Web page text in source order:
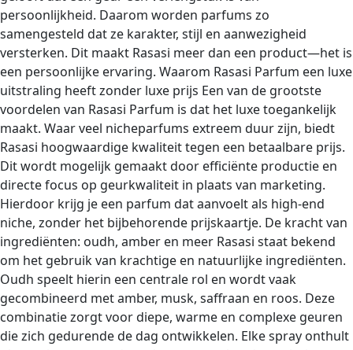
persoonlijkheid. Daarom worden parfums zo
samengesteld dat ze karakter, stijl en aanwezigheid
versterken. Dit maakt Rasasi meer dan een product—het is
een persoonlijke ervaring. Waarom Rasasi Parfum een luxe
uitstraling heeft zonder luxe prijs Een van de grootste
voordelen van Rasasi Parfum is dat het luxe toegankelijk
maakt. Waar veel nicheparfums extreem duur zijn, biedt
Rasasi hoogwaardige kwaliteit tegen een betaalbare prijs.
Dit wordt mogelijk gemaakt door efficiënte productie en
directe focus op geurkwaliteit in plaats van marketing.
Hierdoor krijg je een parfum dat aanvoelt als high-end
niche, zonder het bijbehorende prijskaartje. De kracht van
ingrediënten: oudh, amber en meer Rasasi staat bekend
om het gebruik van krachtige en natuurlijke ingrediënten.
Oudh speelt hierin een centrale rol en wordt vaak
gecombineerd met amber, musk, saffraan en roos. Deze
combinatie zorgt voor diepe, warme en complexe geuren
die zich gedurende de dag ontwikkelen. Elke spray onthult